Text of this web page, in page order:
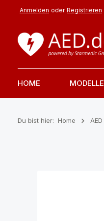
Hauptinhalt springen
Zur Suche springen
Zur Hauptnavigation
Anmelden oder Registrieren
HOME MODELLE
Du bist hier: Home